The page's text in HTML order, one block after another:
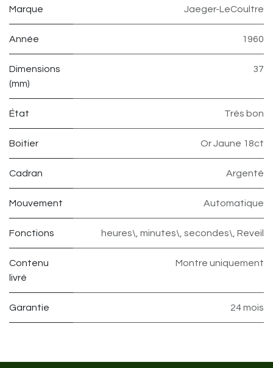
Marque Jaeger-LeCoultre
Année 1960
Dimensions
(mm)
37
État Très bon
Boitier Or Jaune 18ct
Cadran Argenté
Mouvement Automatique
Fonctions heures\, minutes\, secondes\, Reveil
Contenu
livré
Montre uniquement
Garantie 24 mois